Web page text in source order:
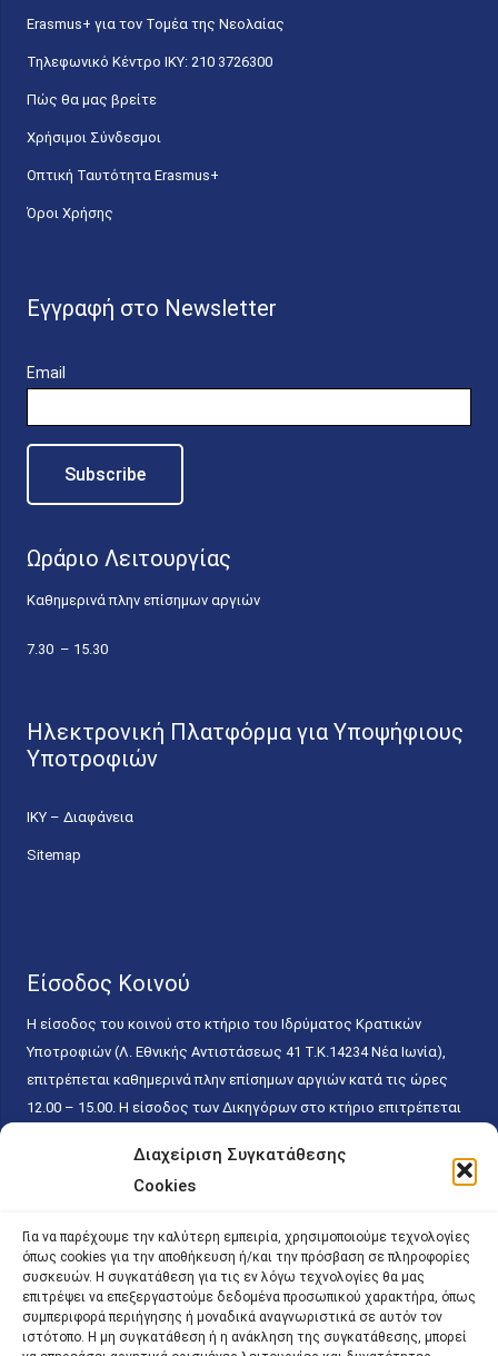
Διαχείριση Συγκατάθεσης
Cookies
Για να παρέχουμε την καλύτερη εμπειρία, χρησιμοποιούμε τεχνολογίες
όπως cookies για την αποθήκευση ή/και την πρόσβαση σε πληροφορίες
συσκευών. Η συγκατάθεση για τις εν λόγω τεχνολογίες θα μας
επιτρέψει να επεξεργαστούμε δεδομένα προσωπικού χαρακτήρα, όπως
συμπεριφορά περιήγησης ή μοναδικά αναγνωριστικά σε αυτόν τον
ιστότοπο. Η μη συγκατάθεση ή η ανάκληση της συγκατάθεσης, μπορεί
Erasmus+ για τον Τομέα της Νεολαίας
Τηλεφωνικό Κέντρο IKY: 210 3726300
Πώς θα μας βρείτε
Χρήσιμοι Σύνδεσμοι
Οπτική Ταυτότητα Erasmus+
Όροι Χρήσης
Εγγραφή στο Newsletter
Email
Ωράριο Λειτουργίας
Καθημερινά πλην επίσημων αργιών
7.30 – 15.30
Ηλεκτρονική Πλατφόρμα για Υποψήφιους
Υποτροφιών
ΙΚΥ – Διαφάνεια
Sitemap
Είσοδος Κοινού
Η είσοδος του κοινού στο κτήριο του Ιδρύματος Κρατικών
Υποτροφιών (Λ. Εθνικής Αντιστάσεως 41 T.K.14234 Νέα Ιωνία),
επιτρέπεται καθημερινά πλην επίσημων αργιών κατά τις ώρες
12.00 – 15.00. Η είσοδος των Δικηγόρων στο κτήριο επιτρέπεται
κάθε εργάσιμη ημέρα και ώρα χωρίς κανέναν χρονικό ή άλλο
περιορισμό. Η είσοδος του κοινού ειδικά στο γραφείο του
15.00. Η εξυπηρέτηση του κοινού πραγματοποιείται βάσει των
παγίων ισχυουσών διατάξεων. Για την αποφυγή συνωστισμού
εντός του εσωτερικού χώρου εξυπηρέτησης και αναμονής του
κοινού, η εξυπηρέτησή του δύναται να πραγματοποιείται κατόπιν